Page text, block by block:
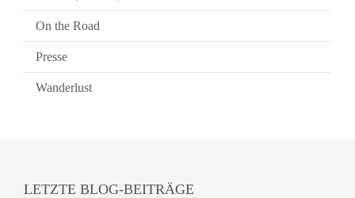
On the Road
Presse
Wanderlust
LETZTE BLOG-BEITRÄGE